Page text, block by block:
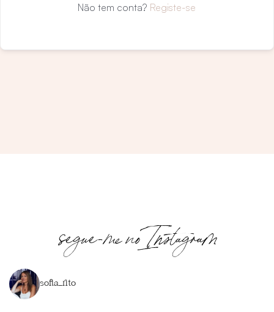
Não tem conta? Registe-se
segue-me no Instagram
sofia_rito